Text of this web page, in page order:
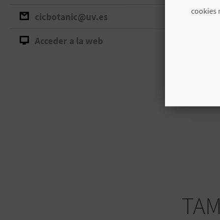
cicbotanic@uv.es
Acceder a la web
cookies